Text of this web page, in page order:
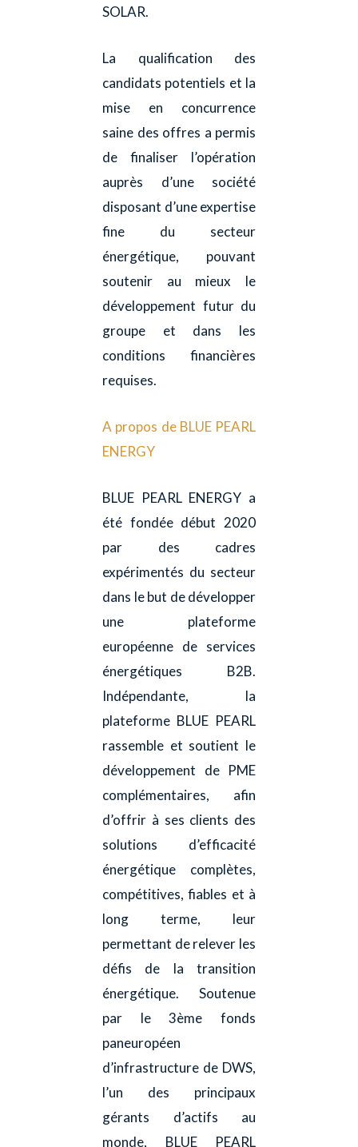
SOLAR.
La qualification des
candidats potentiels et la
mise en concurrence
saine des offres a permis
de finaliser l’opération
auprès d’une société
disposant d’une expertise
fine du secteur
énergétique, pouvant
soutenir au mieux le
développement futur du
groupe et dans les
conditions financières
requises.
A propos de BLUE PEARL
ENERGY
BLUE PEARL ENERGY a
été fondée début 2020
par des cadres
expérimentés du secteur
dans le but de développer
une plateforme
européenne de services
énergétiques B2B.
Indépendante, la
plateforme BLUE PEARL
rassemble et soutient le
développement de PME
complémentaires, afin
d’offrir à ses clients des
solutions d’efficacité
énergétique complètes,
compétitives, fiables et à
long terme, leur
permettant de relever les
défis de la transition
énergétique. Soutenue
par le 3ème fonds
paneuropéen
d’infrastructure de DWS,
l’un des principaux
gérants d’actifs au
monde, BLUE PEARL